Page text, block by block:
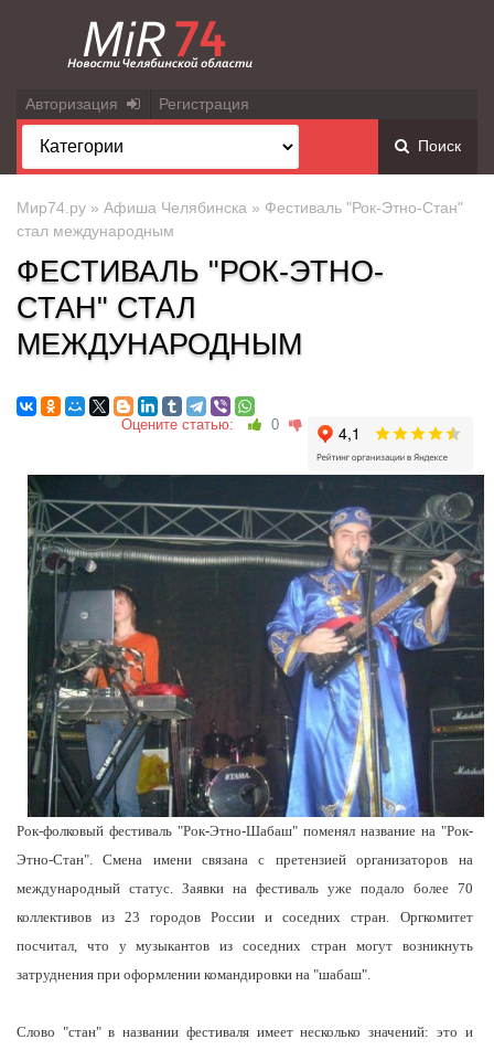
Авторизация Регистрация
Поиск
Мир74.ру » Афиша Челябинска » Фестиваль "Рок-Этно-Стан"
стал международным
ФЕСТИВАЛЬ "РОК-ЭТНО-
СТАН" СТАЛ
МЕЖДУНАРОДНЫМ
Оцените статью: 0
Рок-фолковый фестиваль "Рок-Этно-Шабаш" поменял название на "Рок-
Этно-Стан". Смена имени связана с претензией организаторов на
международный статус. Заявки на фестиваль уже подало более 70
коллективов из 23 городов России и соседних стран. Оргкомитет
посчитал, что у музыкантов из соседних стран могут возникнуть
затруднения при оформлении командировки на "шабаш".
Слово "стан" в названии фестиваля имеет несколько значений: это и